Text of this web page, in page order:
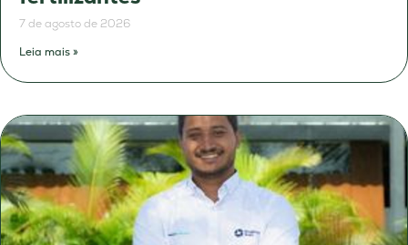
7 de agosto de 2026
Leia mais »